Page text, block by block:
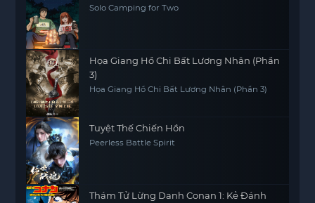
Solo Camping for Two
Họa Giang Hồ Chi Bất Lương Nhân (Phần
3)
Họa Giang Hồ Chi Bất Lương Nhân (Phần 3)
Tuyệt Thế Chiến Hồn
Peerless Battle Spirit
Thám Tử Lừng Danh Conan 1: Kẻ Đánh